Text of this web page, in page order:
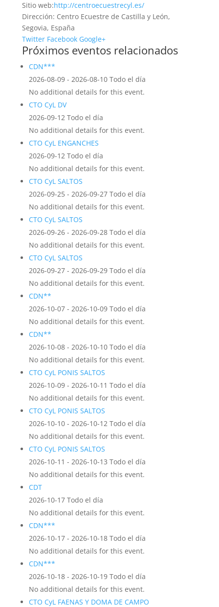
Sitio web:http://centroecuestrecyl.es/
Dirección: Centro Ecuestre de Castilla y León,
Segovia, España
Twitter Facebook Google+
Próximos eventos relacionados
CDN***
2026-08-09 - 2026-08-10 Todo el día
No additional details for this event.
CTO CyL DV
2026-09-12 Todo el día
No additional details for this event.
CTO CyL ENGANCHES
2026-09-12 Todo el día
No additional details for this event.
CTO CyL SALTOS
2026-09-25 - 2026-09-27 Todo el día
No additional details for this event.
CTO CyL SALTOS
2026-09-26 - 2026-09-28 Todo el día
No additional details for this event.
CTO CyL SALTOS
2026-09-27 - 2026-09-29 Todo el día
No additional details for this event.
CDN**
2026-10-07 - 2026-10-09 Todo el día
No additional details for this event.
CDN**
2026-10-08 - 2026-10-10 Todo el día
No additional details for this event.
CTO CyL PONIS SALTOS
2026-10-09 - 2026-10-11 Todo el día
No additional details for this event.
CTO CyL PONIS SALTOS
2026-10-10 - 2026-10-12 Todo el día
No additional details for this event.
CTO CyL PONIS SALTOS
2026-10-11 - 2026-10-13 Todo el día
No additional details for this event.
CDT
2026-10-17 Todo el día
No additional details for this event.
CDN***
2026-10-17 - 2026-10-18 Todo el día
No additional details for this event.
CDN***
2026-10-18 - 2026-10-19 Todo el día
No additional details for this event.
CTO CyL FAENAS Y DOMA DE CAMPO